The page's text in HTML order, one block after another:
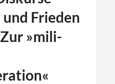
Frieden
Zur »mili­